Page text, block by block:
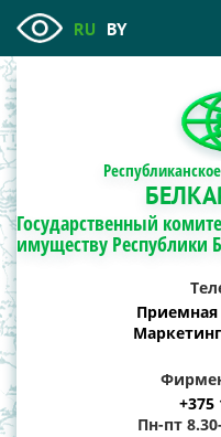
RU BY
Государственный
имуществу Республики
Приемная
+375
Пн-пт